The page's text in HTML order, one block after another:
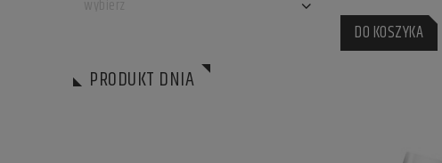
PRODUKT DNIA
DO KOSZYKA